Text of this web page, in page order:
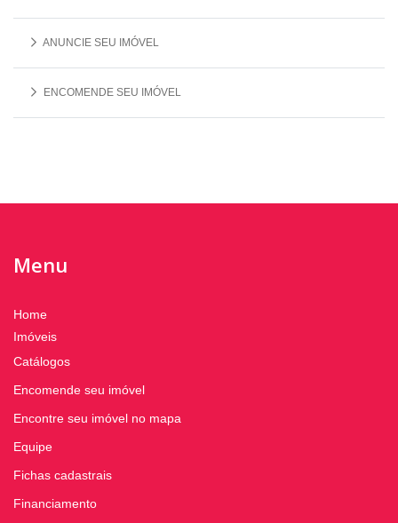
ANUNCIE SEU IMÓVEL
ENCOMENDE SEU IMÓVEL
Menu
Home
Imóveis
Catálogos
Encomende seu imóvel
Encontre seu imóvel no mapa
Equipe
Fichas cadastrais
Financiamento